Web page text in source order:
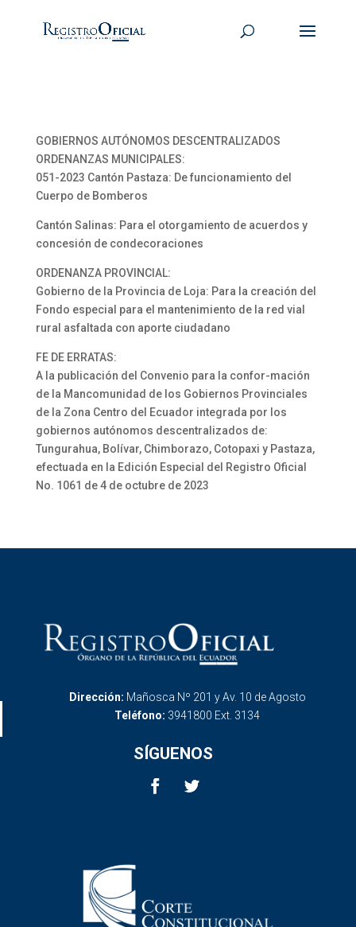
GOBIERNOS AUTÓNOMOS DESCENTRALIZADOS
ORDENANZAS MUNICIPALES:
051-2023 Cantón Pastaza: De funcionamiento del
Cuerpo de Bomberos
Cantón Salinas: Para el otorgamiento de acuerdos y
concesión de condecoraciones
ORDENANZA PROVINCIAL:
Gobierno de la Provincia de Loja: Para la creación del
Fondo especial para el mantenimiento de la red vial
rural asfaltada con aporte ciudadano
FE DE ERRATAS:
A la publicación del Convenio para la confor-mación
de la Mancomunidad de los Gobiernos Provinciales
de la Zona Centro del Ecuador integrada por los
gobiernos autónomos descentralizados de:
Tungurahua, Bolívar, Chimborazo, Cotopaxi y Pastaza,
efectuada en la Edición Especial del Registro Oficial
No. 1061 de 4 de octubre de 2023
Dirección: Mañosca Nº 201 y Av. 10 de Agosto
Teléfono: 3941800 Ext. 3134
SÍGUENOS